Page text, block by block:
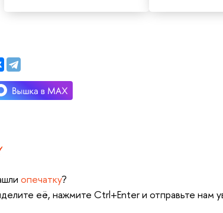
опечатку?
её, нажмите Ctrl+Enter и отправьте нам